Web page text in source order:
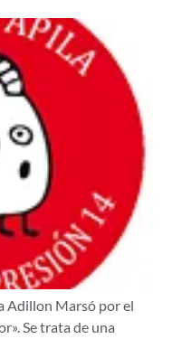
Adillon Marsó por el
Se trata de una